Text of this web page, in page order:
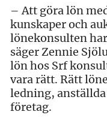
– Att göra lön
kunskaper och
lönekonsulten
säger Zennie
lön hos Srf
vara rätt. Rätt
ledning,
företag.